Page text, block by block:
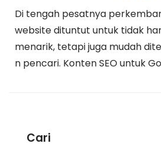
Di tengah pesatnya
website dituntut untuk tidak
menarik, tetapi juga mudah
n pencari. Konten SEO untuk
Cari